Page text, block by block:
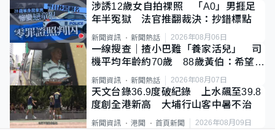
涉誘12歲女自拍祼照 「A0」男捱足
年半冤獄 法官推翻裁決：抄錯標點
新聞資訊 新聞熱話 2026年08月06日
一線搜查｜揸小巴難「養家活兒」 司
機平均年齡約70歲 88歲黃伯：希望一
直揸落去
新聞資訊 新聞熱話 2026年08月07日
天文台錄36.9度破紀錄 上水飆至39.8
度創全港新高 大埔行山客中暑不治
新聞資訊 港聞 首頁新聞 2026年08月09日